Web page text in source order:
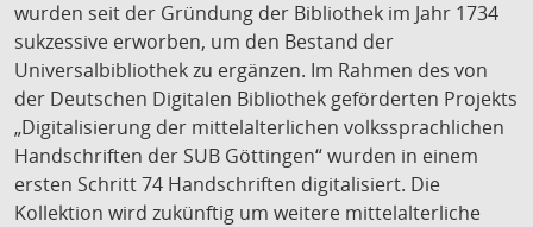
wurden seit der Gründung der Bibliothek im Jahr 1734
sukzessive erworben, um den Bestand der
Universalbibliothek zu ergänzen. Im Rahmen des von
der Deutschen Digitalen Bibliothek geförderten Projekts
„Digitalisierung der mittelalterlichen volkssprachlichen
Handschriften der SUB Göttingen“ wurden in einem
ersten Schritt 74 Handschriften digitalisiert. Die
Kollektion wird zukünftig um weitere mittelalterliche